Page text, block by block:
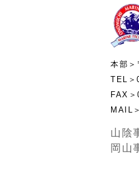
本部
TEL＞
FAX
山陰
岡山